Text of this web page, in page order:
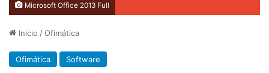
Microsoft Office 2013 Full
Inicio /Ofimática
Ofimática Software